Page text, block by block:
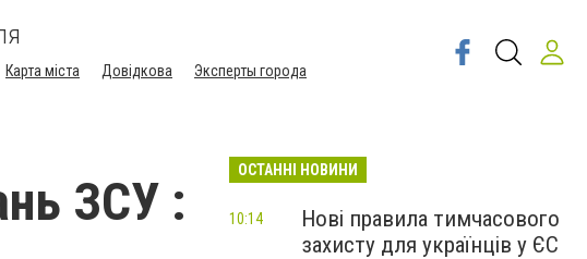
Карта міста Довідкова Эксперты города
ЗСУ :
ОСТАННІ НОВИНИ
Нові правила тимчасового
захисту для українців у ЄС
10:14